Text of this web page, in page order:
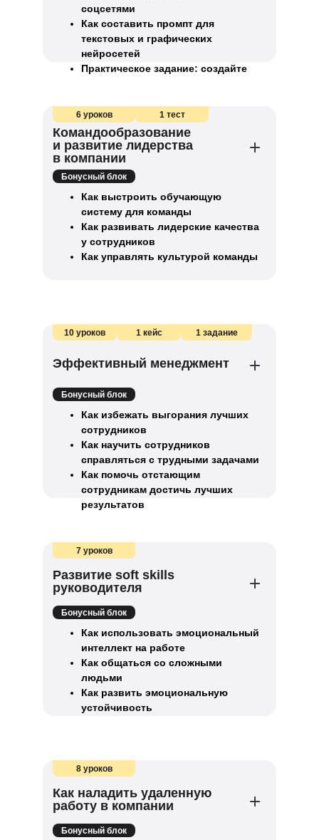
соцсетями
Как составить промпт для
текстовых и графических
нейросетей
Практическое задание: создайте
6 уроков 1 тест
Командообразование
и развитие лидерства
в компании
Бонусный блок
Как выстроить обучающую
систему для команды
Как развивать лидерские качества
у сотрудников
Как управлять культурой команды
10 уроков 1 кейс 1 задание
Эффективный менеджмент
Бонусный блок
Как избежать выгорания лучших
сотрудников
Как научить сотрудников
справляться с трудными задачами
Как помочь отстающим
сотрудникам достичь лучших
результатов
7 уроков
Развитие soft skills
руководителя
Бонусный блок
Как использовать эмоциональный
интеллект на работе
Как общаться со сложными
людьми
Как развить эмоциональную
устойчивость
8 уроков
Как наладить удаленную
работу в компании
Бонусный блок